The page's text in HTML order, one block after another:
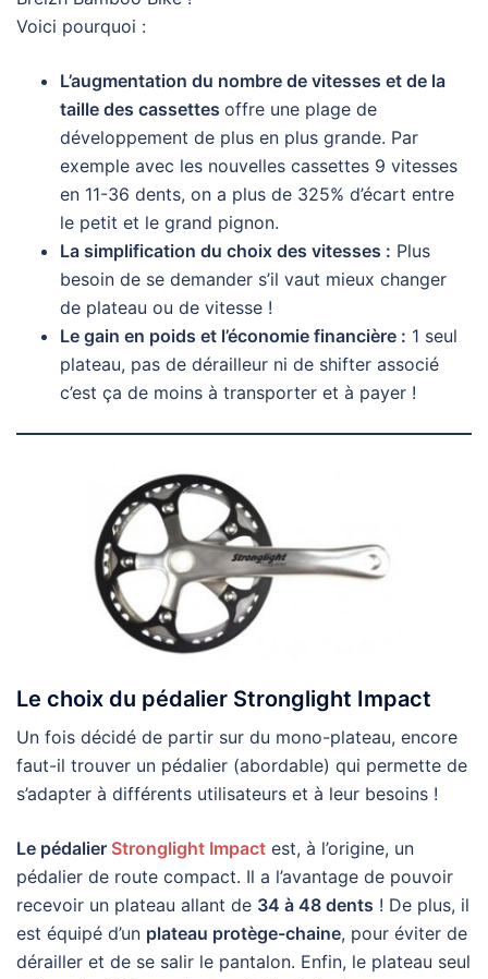
Voici pourquoi :
L’augmentation du nombre de vitesses et de la
taille des cassettes offre une plage de
développement de plus en plus grande. Par
exemple avec les nouvelles cassettes 9 vitesses
en 11-36 dents, on a plus de 325% d’écart entre
le petit et le grand pignon.
La simplification du choix des vitesses : Plus
besoin de se demander s’il vaut mieux changer
de plateau ou de vitesse !
Le gain en poids et l’économie financière : 1 seul
plateau, pas de dérailleur ni de shifter associé
c’est ça de moins à transporter et à payer !
Le choix du pédalier Stronglight Impact
Un fois décidé de partir sur du mono-plateau, encore
faut-il trouver un pédalier (abordable) qui permette de
s’adapter à différents utilisateurs et à leur besoins !
Le pédalier Stronglight Impact est, à l’origine, un
pédalier de route compact. Il a l’avantage de pouvoir
recevoir un plateau allant de 34 à 48 dents ! De plus, il
est équipé d’un plateau protège-chaine, pour éviter de
dérailler et de se salir le pantalon. Enfin, le plateau seul